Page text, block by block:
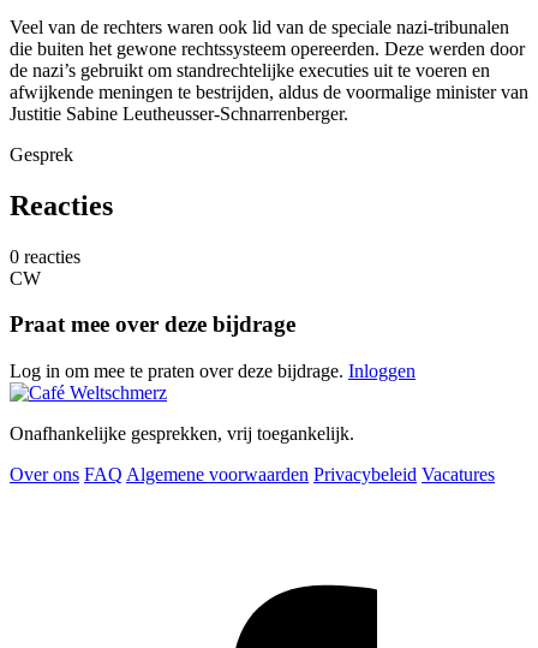
Veel van de rechters waren ook lid van de speciale nazi-tribunalen
die buiten het gewone rechtssysteem opereerden. Deze werden door
de nazi’s gebruikt om standrechtelijke executies uit te voeren en
afwijkende meningen te bestrijden, aldus de voormalige minister van
Justitie Sabine Leutheusser-Schnarrenberger.
Gesprek
Reacties
0 reacties
CW
Praat mee over deze bijdrage
Log in om mee te praten over deze bijdrage. Inloggen
Onafhankelijke gesprekken, vrij toegankelijk.
Over ons FAQ Algemene voorwaarden Privacybeleid Vacatures